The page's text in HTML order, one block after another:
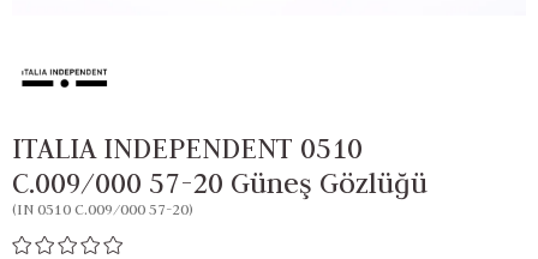
ITALIA INDEPENDENT 0510
C.009/000 57-20 Güneş Gözlüğü
(IN 0510 C.009/000 57-20)